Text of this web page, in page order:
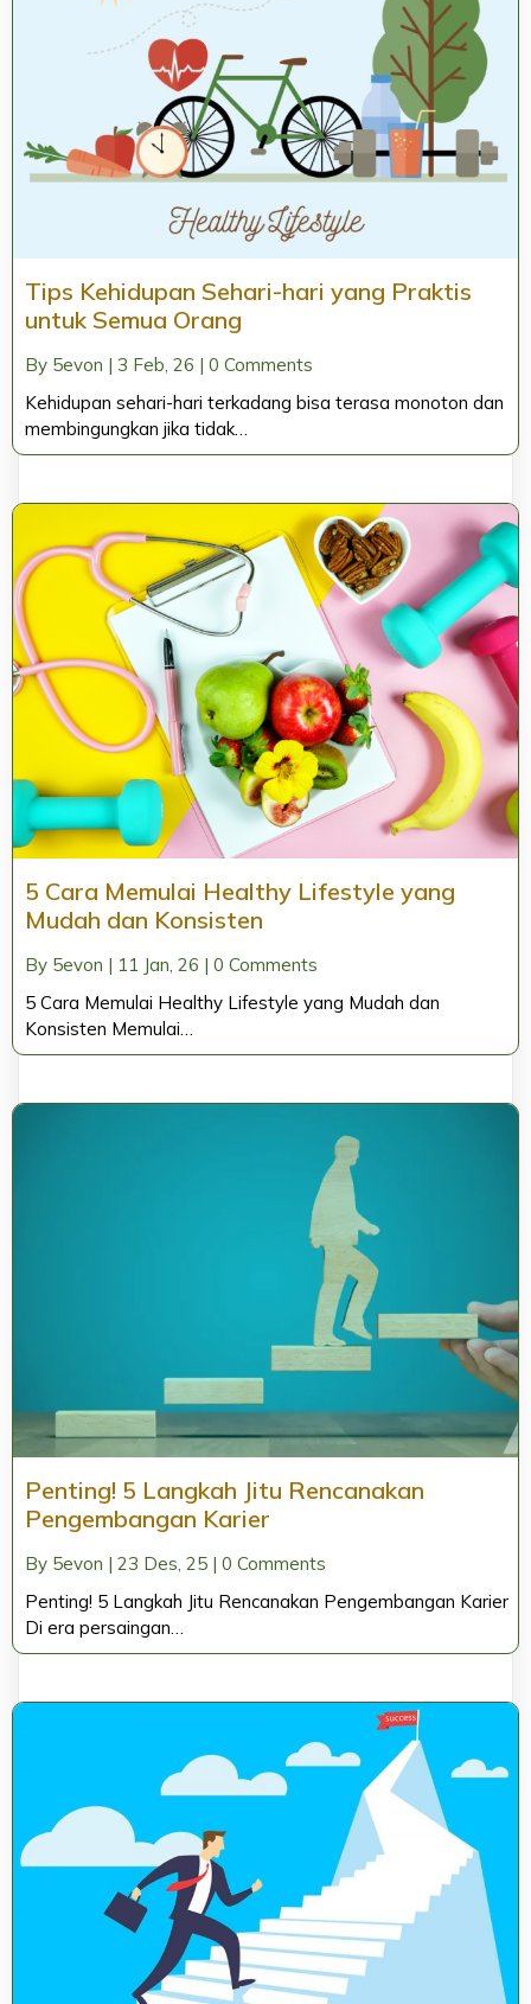
Tips Kehidupan Sehari-hari yang Praktis
untuk Semua Orang
By 5evon | 3 Feb, 26 | 0 Comments
Kehidupan sehari-hari terkadang bisa terasa monoton dan
membingungkan jika tidak…
5 Cara Memulai Healthy Lifestyle yang
Mudah dan Konsisten
By 5evon | 11 Jan, 26 | 0 Comments
5 Cara Memulai Healthy Lifestyle yang Mudah dan
Konsisten Memulai…
Penting! 5 Langkah Jitu Rencanakan
Pengembangan Karier
By 5evon | 23 Des, 25 | 0 Comments
Penting! 5 Langkah Jitu Rencanakan Pengembangan Karier
Di era persaingan…